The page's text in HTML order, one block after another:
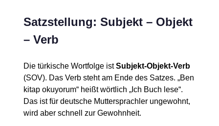
Satzstellung: Subjekt – Objekt
– Verb
Die türkische Wortfolge istSubjekt-Objekt-Verb
(SOV). Das Verb steht am Ende des Satzes. „Ben
kitap okuyorum“ heißt wörtlich „Ich Buch lese“.
Das ist für deutsche Muttersprachler ungewohnt,
wird aber schnell zur Gewohnheit.